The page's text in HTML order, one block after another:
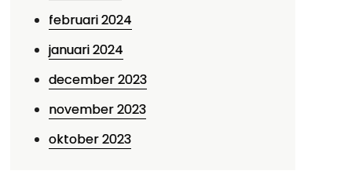
februari 2024
januari 2024
december 2023
november 2023
oktober 2023